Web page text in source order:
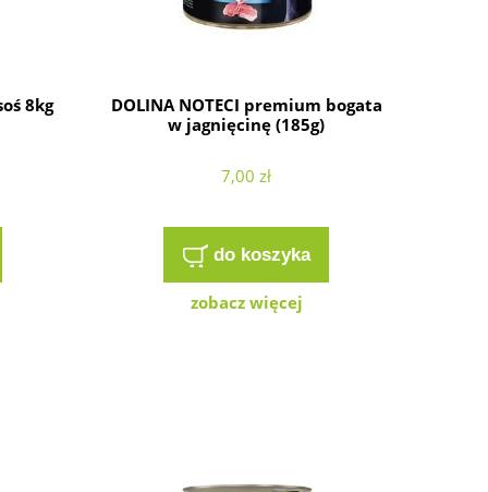
8kg
DOLINA NOTECI premium bogata
w jagnięcinę (185g)
7,00 zł
do koszyka
zobacz więcej